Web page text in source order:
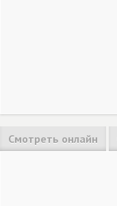
Смотреть онлайн